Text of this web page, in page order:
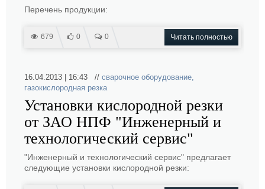
Перечень продукции:
679 0 0 Читать полностью
16.04.2013 | 16:43 // сварочное оборудование,
газокислородная резка
Установки кислородной резки
от ЗАО НПФ "Инженерный и
технологический сервис"
"Инженерный и технологический сервис" предлагает
следующие установки кислородной резки: